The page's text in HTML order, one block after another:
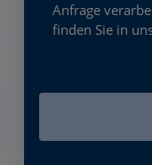
Anfrage
finden Sie in